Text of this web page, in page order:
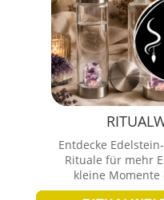
Entdecke
Rituale für mehr
kleine Momente